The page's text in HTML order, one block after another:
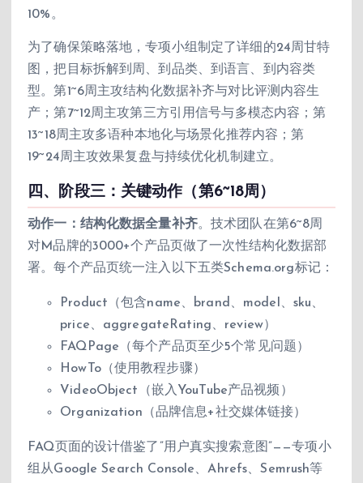
10%。
为了确保策略落地，专项小组制定了详细的24周甘特
图，把目标拆解到周、到品类、到语言、到内容类
型。第1~6周主攻结构化数据补齐与对比评测内容生
产；第7~12周主攻第三方引用信号与多模态内容；第
13~18周主攻多语种本地化与场景化推荐内容；第
19~24周主攻效果复盘与持续优化机制建立。
四、阶段三：关键动作（第6~18周）
动作一：结构化数据全量补齐。技术团队在第6~8周
对M品牌的3000+个产品页做了一次性结构化数据部
署。每个产品页统一注入以下五类Schema.org标记：
Product（包含name、brand、model、sku、
price、aggregateRating、review）
FAQPage（每个产品页至少5个常见问题）
HowTo（使用教程步骤）
VideoObject（嵌入YouTube产品视频）
Organization（品牌信息+社交媒体链接）
FAQ页面的设计借鉴了”用户真实搜索意图”——专项小
组从Google Search Console、Ahrefs、Semrush等